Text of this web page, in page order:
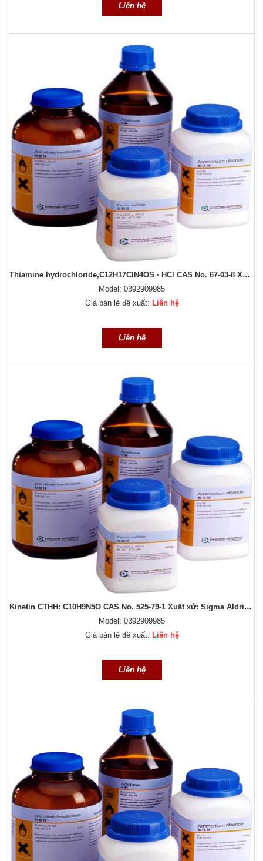
Liên hệ
Thiamine hydrochloride,C12H17ClN4OS · HCl CAS No. 67-03-8 Xuất xứ: Sigma Aldrich
Model: 0392909985
Giá bán lẻ đề xuất: Liên hệ
Liên hệ
Kinetin CTHH: C10H9N5O CAS No. 525-79-1 Xuất xứ: Sigma Aldrich Đóng gói: 10g
Model: 0392909985
Giá bán lẻ đề xuất: Liên hệ
Liên hệ